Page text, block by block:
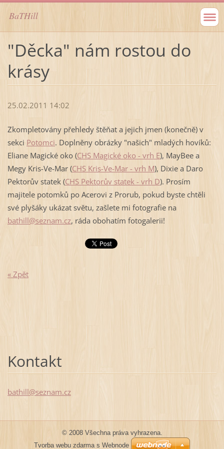
BaTHill
"Děcka" nám rostou do
krásy
25.02.2011 14:02
Zkompletovány přehledy štěňat a jejich jmen (konečně) v
sekci Potomci. Doplněny obrázky "našich" mladých hovíků:
Eliane Magické oko (CHS Magické oko - vrh E), MayBee a
Megy Kris-Ve-Mar (CHS Kris-Ve-Mar - vrh M), Dixie a Daro
Pektorův statek (CHS Pektorův statek - vrh D). Prosím
majitele potomků po Acerovi z Prorub, pokud byste chtěli
své plyšáky ukázat světu, zašlete mi fotografie na
bathill@seznam.cz, ráda obohatím fotogalerii!
« Zpět
Kontakt
bathill@seznam.cz
© 2008 Všechna práva vyhrazena.
Tvorba webu zdarma s Webnode